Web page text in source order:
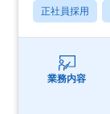
正社員採用
業務内容